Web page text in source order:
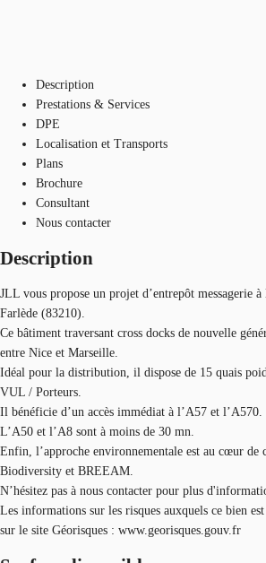
Description
Prestations & Services
DPE
Localisation et Transports
Plans
Brochure
Consultant
Nous contacter
Description
JLL vous propose un projet d’entrepôt messagerie
Farlède (83210).
Ce bâtiment traversant cross docks de nouvelle
entre Nice et Marseille.
Idéal pour la distribution, il dispose de 15 quais
VUL / Porteurs.
Il bénéficie d’un accès immédiat à l’A57 et l’A570.
L’A50 et l’A8 sont à moins de 30 mn.
Enfin, l’approche environnementale est au cœur de
Biodiversity et BREEAM.
N’hésitez pas à nous contacter pour plus
Les informations sur les risques auxquels ce bien
sur le site Géorisques : www.georisques.gouv.fr